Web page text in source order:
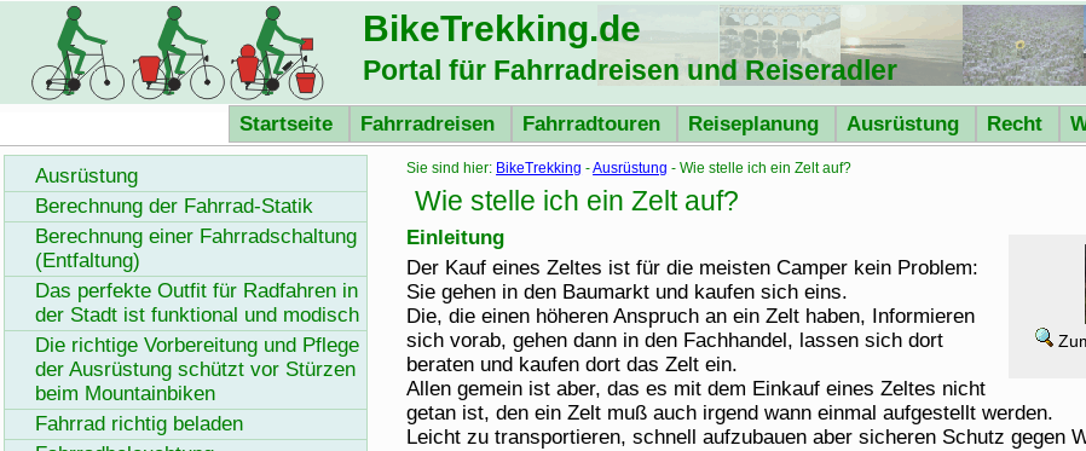
BikeTrekking.de
Portal für Fahrradreisen und Reiseradler
Startseite Fahrradreisen Fahrradtouren Reiseplanung Ausrüstung Recht
Sie sind hier: BikeTrekking -Ausrüstung - Wie stelle ich ein Zelt auf?
Wie stelle ich ein Zelt auf?
Einleitung
Der Kauf eines Zeltes ist für die meisten Camper kein Problem:
Sie gehen in den Baumarkt und kaufen sich eins.
Die, die einen höheren Anspruch an ein Zelt haben, Informieren
sich vorab, gehen dann in den Fachhandel, lassen sich dort
beraten und kaufen dort das Zelt ein.
Allen gemein ist aber, das es mit dem Einkauf eines Zeltes nicht
getan ist, den ein Zelt muß auch irgend wann einmal aufgestellt werden.
Leicht zu transportieren, schnell aufzubauen aber sicheren Schutz gegen
Ausrüstung
Berechnung der Fahrrad-Statik
Berechnung einer Fahrradschaltung
(Entfaltung)
Das perfekte Outfit für Radfahren in
der Stadt ist funktional und modisch
Die richtige Vorbereitung und Pflege
der Ausrüstung schützt vor Stürzen
beim Mountainbiken
Fahrrad richtig beladen